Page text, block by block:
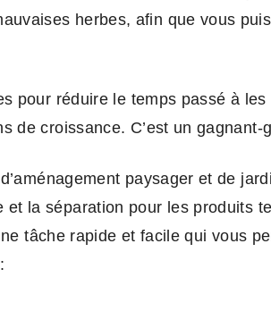
herbes, afin que vous
réduire le temps passé à les
croissance. C’est un
paysager et de
la séparation pour les produits
tâche rapide et facile qui vous